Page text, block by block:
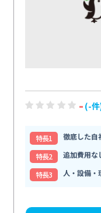
- (-
特⻑1
徹底した自
特⻑2
追加費用な
特⻑3
人・設備